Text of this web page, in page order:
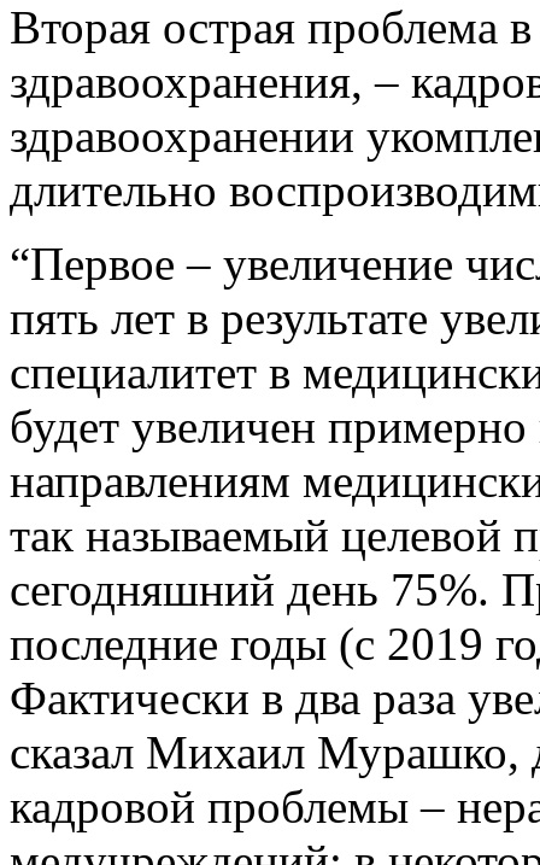
Вторая острая проблема
здравоохранения, –
здравоохранении
длительно
“Первое – увеличение
пять лет в результате
специалитет в
будет увеличен
направлениям
так называемый целевой
сегодняшний день 75%.
последние годы (с 2019
Фактически в два раза
сказал Михаил Мурашко,
кадровой проблемы –